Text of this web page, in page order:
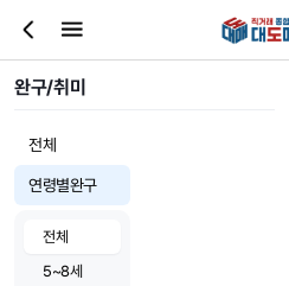
완구/취미
전체
연령별완구
전체
5~8세